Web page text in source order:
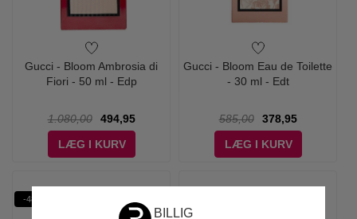
Gucci - Bloom Ambrosia di
Fiori - 50 ml - Edp
1.080,00
494,95
LÆG I KURV
Gucci - Bloom Eau de Toilette
- 30 ml - Edt
585,00
378,95
LÆG I KURV
-48%